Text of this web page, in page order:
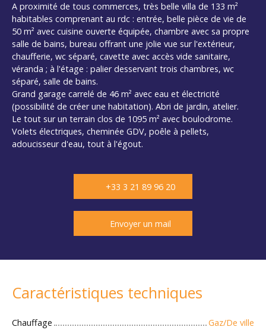
A proximité de tous commerces, très belle villa de 133 m²
habitables comprenant au rdc : entrée, belle pièce de vie de
50 m² avec cuisine ouverte équipée, chambre avec sa propre
salle de bains, bureau offrant une jolie vue sur l'extérieur,
chaufferie, wc séparé, cavette avec accès vide sanitaire,
véranda ; à l'étage : palier desservant trois chambres, wc
séparé, salle de bains.
Grand garage carrelé de 46 m² avec eau et électricité
(possibilité de créer une habitation). Abri de jardin, atelier.
Le tout sur un terrain clos de 1095 m² avec boulodrome.
Volets électriques, cheminée GDV, poêle à pellets,
adoucisseur d'eau, tout à l'égout.
+33 3 21 89 96 20
Envoyer un mail
Caractéristiques techniques
Chauffage
Gaz/De ville